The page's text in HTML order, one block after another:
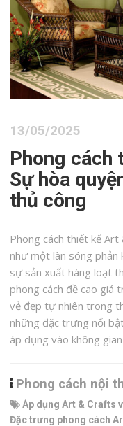
13/05/2025
Phong cách
Sự hòa
thủ công
Phong cách thiết kế
như một làn sóng phản
sự sản xuất hàng loạt
phong cách đề cao giá
vẻ đẹp tự nhiên trong
những đặc trưng nổi
áp dụng vào không
Phong cách nội
Áp dụng Art & Crafts
Đặc trưng phong cách